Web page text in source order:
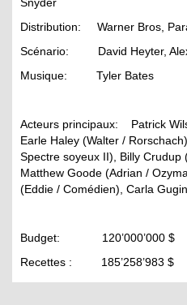
Distribution: Warner Bros,
Scénario: David Heyter,
Musique: Tyler Bates
Acteurs principaux: Patrick
Earle Haley (Walter /
Spectre soyeux II), Billy Crudup
Matthew Goode (Adrian /
(Eddie / Comédien), Carla
Budget: 120’000’000 $
Recettes : 185’258’983 $